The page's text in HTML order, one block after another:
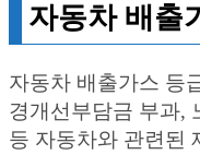
자동차 배출
자동차 배출가스 등
경개선부담금 부과,
등 자동차와 관련된